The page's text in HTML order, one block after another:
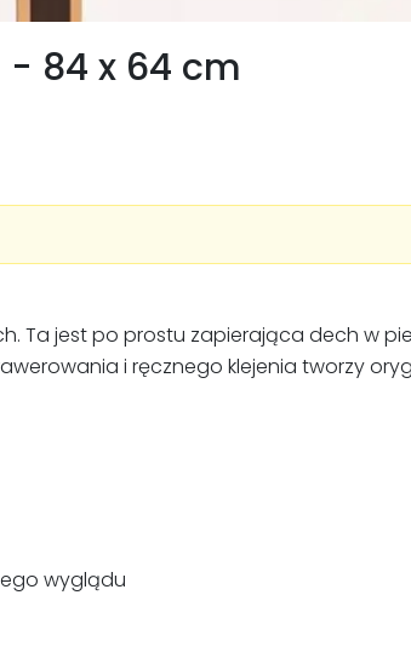
84 x 64 cm
Ta jest po prostu zapierająca dech w
i ręcznego klejenia tworzy
wyglądu